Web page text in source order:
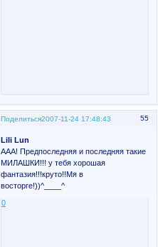
Поделиться 55
2007-11-24 17:48:43
Lili Lun
ААА! Предпоследняя и последняя такие
МИЛАШКИ!!! у тебя хорошая
фантазия!!!круто!!Мя в
восторге!))^____^
0